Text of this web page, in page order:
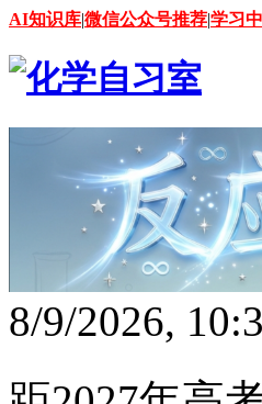
AI知识库|微信公众号推荐|学习
8/9/2026,